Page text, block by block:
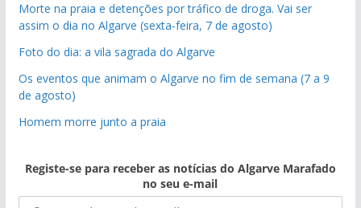
Morte na praia e detenções por tráfico de droga. Vai ser
assim o dia no Algarve (sexta-feira, 7 de agosto)
Foto do dia: a vila sagrada do Algarve
Os eventos que animam o Algarve no fim de semana (7 a 9
de agosto)
Homem morre junto a praia
Registe-se para receber as notícias do Algarve Marafado
no seu e-mail